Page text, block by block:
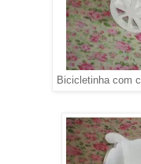
Bicicletinha com